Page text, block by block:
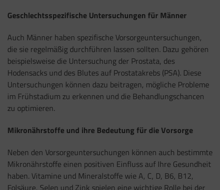
Geschlechtsspezifische Untersuchungen für Männer
Auch Männer haben spezifische Vorsorgeuntersuchungen,
die sie regelmäßig durchführen lassen sollten. Dazu gehören
beispielsweise die Untersuchung der Prostata, des
Hodensacks und des Blutes auf Prostatakrebs (PSA). Diese
Untersuchungen können dazu beitragen, mögliche Probleme
im Frühstadium zu erkennen und die Behandlungschancen
zu optimieren.
Mikronährstoffe und ihre Bedeutung für die Vorsorge
Neben den Vorsorgeuntersuchungen können auch bestimmte
Mikronährstoffe einen positiven Einfluss auf Ihre Gesundheit
haben. Vitamine und Mineralstoffe wie A, C, D, B6, B12,
Folsäure, Selen und Zink spielen eine wichtige Rolle bei der